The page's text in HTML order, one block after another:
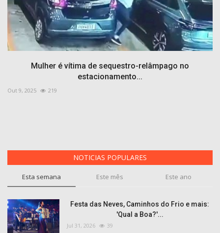
Mulher é vítima de sequestro-relâmpago no
estacionamento...
Out 9, 2025 219
NOTICIAS POPULARES
Esta semana Este mês Este ano
Festa das Neves, Caminhos do Frio e mais:
'Qual a Boa?'...
Jul 31, 2026 39